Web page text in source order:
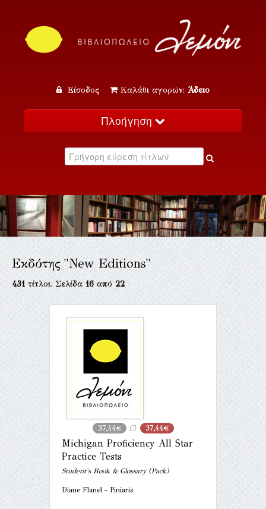
Είσοδος Καλάθι αγορών: Άδειο
Πλοήγηση
Κατάλογος
Εκδηλώσεις
Επικοινωνία
Εκδότης "New Editions"
431τίτλοι. Σελίδα16από22
37,44€ 37,44€
Michigan Proficiency All Star
Practice Tests
Student's Book & Glossary (Pack)
Diane Flanel - Piniaris